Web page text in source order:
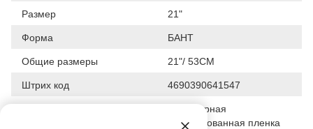
Размер 21"
Форма БАНТ
Общие размеры 21"/ 53СМ
Штрих код 4690390641547
Полимерная
фольгированная пленка